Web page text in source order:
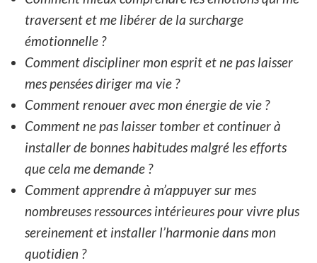
traversent et me libérer de la surcharge
émotionnelle ?
Comment discipliner mon esprit et ne pas laisser
mes pensées diriger ma vie ?
Comment renouer avec mon énergie de vie ?
Comment ne pas laisser tomber et continuer à
installer de bonnes habitudes malgré les efforts
que cela me demande ?
Comment apprendre à m’appuyer sur mes
nombreuses ressources intérieures pour vivre plus
sereinement et installer l’harmonie dans mon
quotidien ?